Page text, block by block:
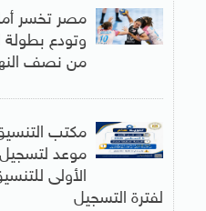
وتودع بطولة
من نصف
مكتب
موعد لتسجيل
الأولى
لفترة التسجيل